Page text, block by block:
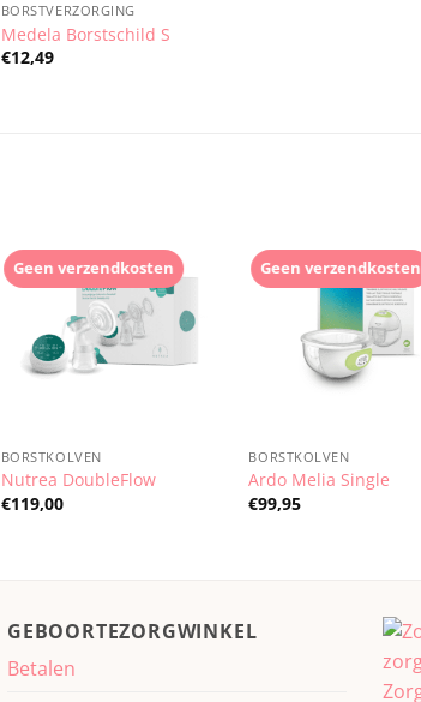
BORSTVERZORGING
Medela Borstschild S
€12,49
Geen verzendkosten
BORSTKOLVEN
Nutrea DoubleFlow
€119,00
Geen verzendkosten
BORSTKOLVEN
Ardo Melia Single
€99,95
GEBOORTEZORGWINKEL
Betalen